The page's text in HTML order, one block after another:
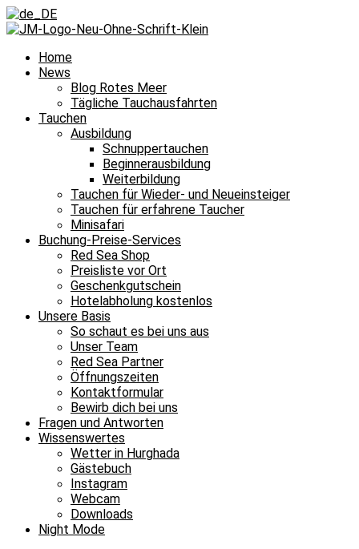
Home
News
Blog Rotes Meer
Tägliche Tauchausfahrten
Tauchen
Ausbildung
Schnuppertauchen
Beginnerausbildung
Weiterbildung
Tauchen für Wieder- und Neueinsteiger
Tauchen für erfahrene Taucher
Minisafari
Buchung-Preise-Services
Red Sea Shop
Preisliste vor Ort
Geschenkgutschein
Hotelabholung kostenlos
Unsere Basis
So schaut es bei uns aus
Unser Team
Red Sea Partner
Öffnungszeiten
Kontaktformular
Bewirb dich bei uns
Fragen und Antworten
Wissenswertes
Wetter in Hurghada
Gästebuch
Instagram
Webcam
Downloads
Night Mode